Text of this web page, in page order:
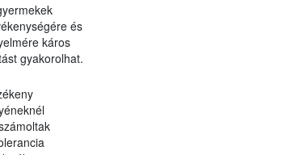
és
káros
gyakorolhat.